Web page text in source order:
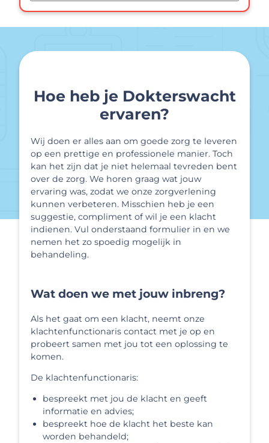
Hoe heb je Dokterswacht
ervaren?
Wij doen er alles aan om goede zorg te leveren
op een prettige en professionele manier. Toch
kan het zijn dat je niet helemaal tevreden bent
over de zorg. We horen graag wat jouw
ervaring was, zodat we onze zorgverlening
kunnen verbeteren. Misschien heb je een
suggestie, compliment of wil je een klacht
indienen. Vul onderstaand formulier in en we
nemen het zo spoedig mogelijk in
behandeling.
Wat doen we met jouw inbreng?
Als het gaat om een klacht, neemt onze
klachtenfunctionaris contact met je op en
probeert samen met jou tot een oplossing te
komen.
De klachtenfunctionaris:
bespreekt met jou de klacht en geeft
informatie en advies;
bespreekt hoe de klacht het beste kan
worden behandeld;